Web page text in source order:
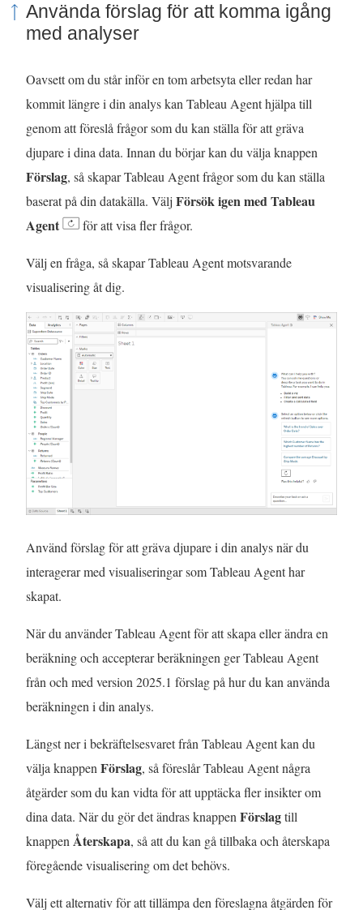
Använda förslag för att komma igång
med analyser
Oavsett om du står inför en tom arbetsyta eller redan har
kommit längre i din analys kan Tableau Agent hjälpa till
genom att föreslå frågor som du kan ställa för att gräva
djupare i dina data. Innan du börjar kan du välja knappen
Förslag, så skapar Tableau Agent frågor som du kan ställa
baserat på din datakälla. Välj Försök igen med Tableau
Agent
för att visa fler frågor.
Välj en fråga, så skapar Tableau Agent motsvarande
visualisering åt dig.
Använd förslag för att gräva djupare i din analys när du
interagerar med visualiseringar som Tableau Agent har
skapat.
När du använder Tableau Agent för att skapa eller ändra en
beräkning och accepterar beräkningen ger Tableau Agent
från och med version 2025.1 förslag på hur du kan använda
beräkningen i din analys.
Längst ner i bekräftelsesvaret från Tableau Agent kan du
välja knappen Förslag, så föreslår Tableau Agent några
åtgärder som du kan vidta för att upptäcka fler insikter om
dina data. När du gör det ändras knappen Förslagtill
knappen Återskapa, så att du kan gå tillbaka och återskapa
föregående visualisering om det behövs.
Välj ett alternativ för att tillämpa den föreslagna åtgärden för